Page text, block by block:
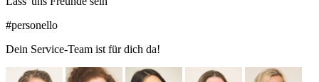
#personello
Dein Service-Team ist für dich da!